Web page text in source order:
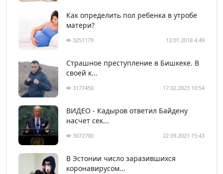
Как определить пол ребенка в утробе
матери?
3251179 12.01.2018 4:49
Страшное преступление в Бишкеке. В
своей к...
3177450 17.02.2023 10:54
ВИДЕО - Кадыров ответил Байдену
насчет сек...
3072700 22.09.2021 15:43
В Эстонии число заразившихся
коронавирусом...